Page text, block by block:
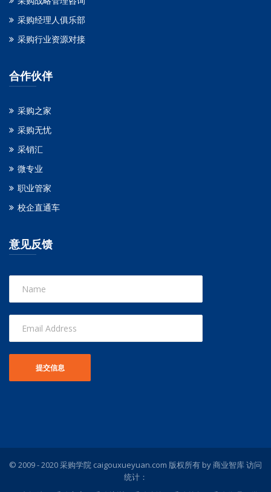
采购经理人俱乐部
采购行业资源对接
合作伙伴
采购之家
采购无忧
采销汇
微专业
职业管家
校企直通车
意见反馈
© 2009 - 2020 采购学院 caigouxueyuan.com 版权所有 by商业智库访问
统计：